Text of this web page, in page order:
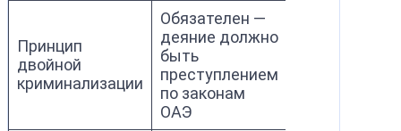
Принцип
двойной
криминализации
Обязателен —
деяние должно
быть
преступлением
по законам
ОАЭ